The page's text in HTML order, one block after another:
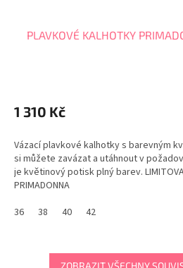
PLAVKOVÉ KALHOTKY
1 310 Kč
Vázací plavkové kalhotky s barevným
si můžete zavázat a utáhnout v
je květinový potisk plný barev.
PRIMADONNA
36
38 40 42